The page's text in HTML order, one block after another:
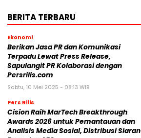
BERITA TERBARU
Ekonomi
Berikan Jasa PR dan Komunikasi
Terpadu Lewat Press Release,
Sapulangit PR Kolaborasi dengan
Persrilis.com
Sabtu, 10 Mei 2025 - 08:13 WIB
Pers Rilis
Cision Raih MarTech Breakthrough
Awards 2026 untuk Pemantauan dan
Analisis Media Sosial, Distribusi Siaran